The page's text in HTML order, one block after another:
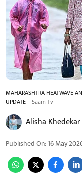
MAHARASHTRA HEATWAVE
UPDATE Saam Tv
Alisha Khedekar
Published On:16 May